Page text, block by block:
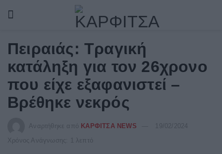
Πειραιάς: Τραγική
κατάληξη για τον 26χρονο
που είχε εξαφανιστεί –
Βρέθηκε νεκρός
Αναρτήθηκε από ΚΑΡΦΙΤΣΑ NEWS
Χρόνος Ανάγνωσης: 1 λεπτό